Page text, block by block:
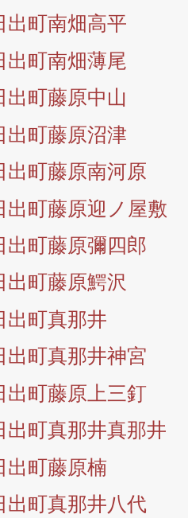
出町南畑高平
町南畑薄尾
町藤原中山
出町藤原沼津
町藤原南河原
出町藤原迎ノ屋敷
町藤原彌四郎
町藤原鰐沢
出町真那井
町真那井神宮
出町藤原上三釘
町真那井真那井
出町藤原楠
町真那井八代